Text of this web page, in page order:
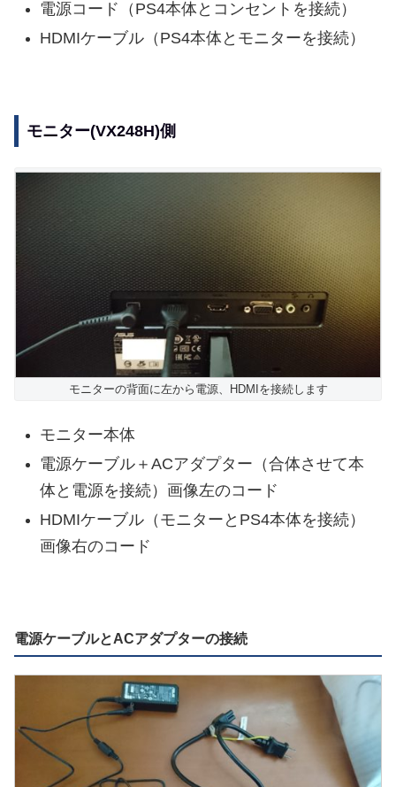
電源コード（PS4本体とコンセントを接続）
HDMIケーブル（PS4本体とモニターを接続）
モニター(VX248H)側
モニターの背面に左から電源、HDMIを接続します
モニター本体
電源ケーブル＋ACアダプター（合体させて本
体と電源を接続）画像左のコード
HDMIケーブル（モニターとPS4本体を接続）
画像右のコード
電源ケーブルとACアダプターの接続